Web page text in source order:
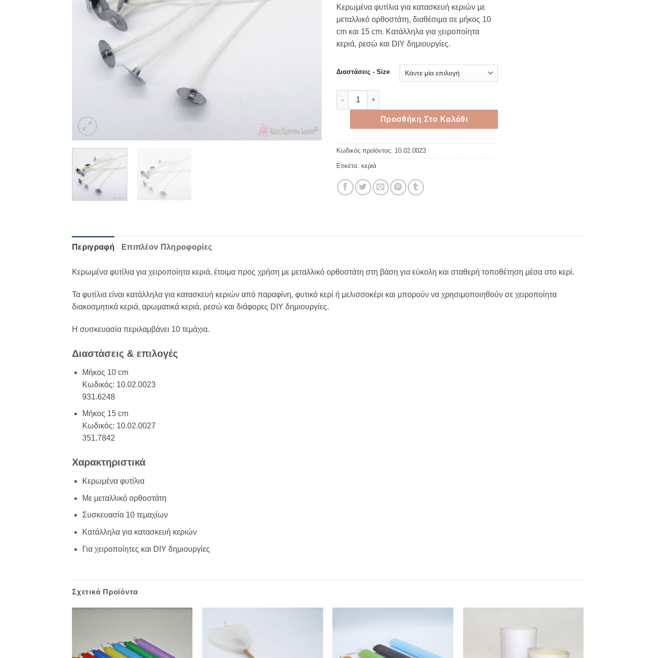
2,70 €
through
3,00 €
Κερωμένα φυτίλια για κατασκευή κεριών με
μεταλλικό ορθοστάτη, διαθέσιμα σε μήκος 10
cm και 15 cm. Κατάλληλα για χειροποίητα
κεριά, ρεσώ και DIY δημιουργίες.
Διαστάσεις - Size
Κερωμένα φυτίλια για κεριά με ορθοστάτη σετ 10 τεμαχίων ποσότητα
Προσθήκη Στο Καλάθι
Κωδικός προϊόντος: 10.02.0023
Ετικέτα: κεριά
Περιγραφή Επιπλέον Πληροφορίες
Κερωμένα φυτίλια για χειροποίητα κεριά, έτοιμα προς χρήση με μεταλλικό ορθοστάτη στη βάση για εύκολη και σταθερή τοποθέτηση μέσα στο κερί.
Τα φυτίλια είναι κατάλληλα για κατασκευή κεριών από παραφίνη, φυτικό κερί ή μελισσοκέρι και μπορούν να χρησιμοποιηθούν σε χειροποίητα
διακοσμητικά κεριά, αρωματικά κεριά, ρεσώ και διάφορες DIY δημιουργίες.
Η συσκευασία περιλαμβάνει 10 τεμάχια.
Διαστάσεις & επιλογές
Μήκος 10 cm
Κωδικός: 10.02.0023
931.6248
Μήκος 15 cm
Κωδικός: 10.02.0027
351.7842
Χαρακτηριστικά
Κερωμένα φυτίλια
Με μεταλλικό ορθοστάτη
Συσκευασία 10 τεμαχίων
Κατάλληλα για κατασκευή κεριών
Για χειροποίητες και DIY δημιουργίες
Σχετικά Προϊόντα